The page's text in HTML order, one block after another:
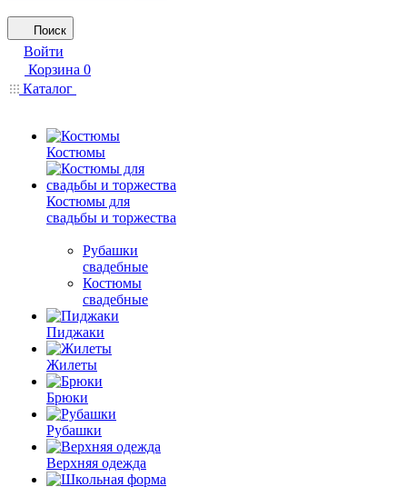
Поиск
Войти
Корзина 0
Каталог
Костюмы
Костюмы для
свадьбы и торжества
Рубашки
свадебные
Костюмы
свадебные
Пиджаки
Жилеты
Брюки
Рубашки
Верхняя одежда